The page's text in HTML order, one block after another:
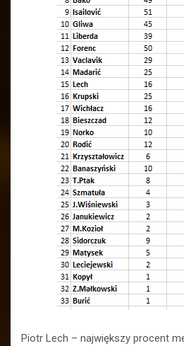
Piotr Lech – największy procent